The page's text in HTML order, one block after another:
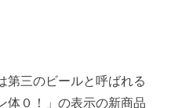
第三のビールと呼ばれる
体０！」の表示の新商品